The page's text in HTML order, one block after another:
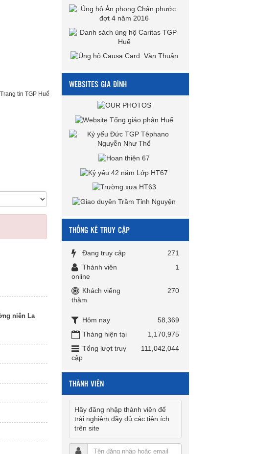
Trang tin TGP Huế
niên La
WEBSITES GIA ĐÌNH
THỐNG KÊ TRUY CẬP
Đang truy cập
271
Thành viên
online
1
Khách viếng
thăm
270
Hôm nay
58,369
Tháng hiện tại
1,170,975
Tổng lượt truy
cập
111,042,044
THÀNH VIÊN
Hãy đăng nhập thành viên để
trải nghiệm đầy đủ các tiện ích
trên site